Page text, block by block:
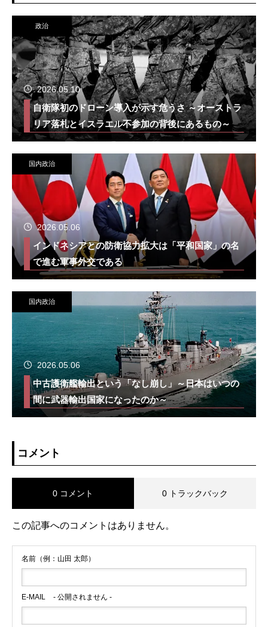
政治
2026.05.10
自衛隊初のドローン導入が示す危うさ ～オーストラ
リア落札とイスラエル不参加の背後にあるもの～
国内政治
2026.05.06
インドネシアとの防衛協力拡大は「平和国家」の名
で進む軍事外交である
国内政治
2026.05.06
中古護衛艦輸出という「なし崩し」～日本はいつの
間に武器輸出国家になったのか～
コメント
0 コメント 0 トラックバック
この記事へのコメントはありません。
名前（例：山田 太郎）
E-MAIL - 公開されません -